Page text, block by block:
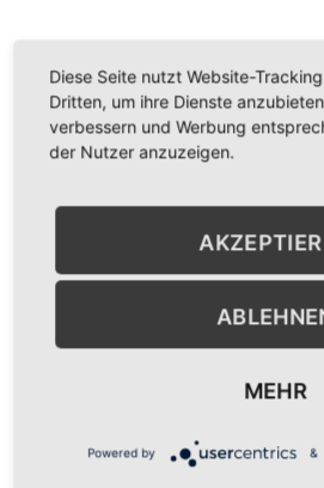
Vanessa Pick
Diese Seite nutzt Website-
Dritten, um ihre Dienste
verbessern und Werbung
der Nutzer anzuzeigen.
MEHR
Powered by &